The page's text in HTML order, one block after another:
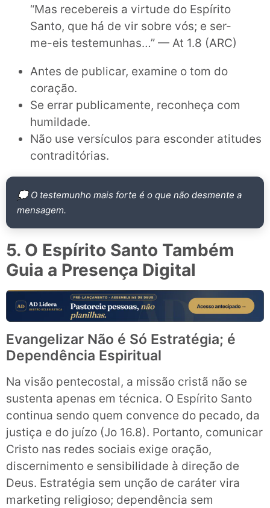
“Mas recebereis a virtude do Espírito
Santo, que há de vir sobre vós; e ser-
me-eis testemunhas…” — At 1.8 (ARC)
Antes de publicar, examine o tom do
coração.
Se errar publicamente, reconheça com
humildade.
Não use versículos para esconder atitudes
contraditórias.
💭 O testemunho mais forte é o que não desmente a
mensagem.
5. O Espírito Santo Também
Guia a Presença Digital
Evangelizar Não é Só Estratégia; é
Dependência Espiritual
Na visão pentecostal, a missão cristã não se
sustenta apenas em técnica. O Espírito Santo
continua sendo quem convence do pecado, da
justiça e do juízo (Jo 16.8). Portanto, comunicar
Cristo nas redes sociais exige oração,
discernimento e sensibilidade à direção de
Deus. Estratégia sem unção de caráter vira
marketing religioso; dependência sem